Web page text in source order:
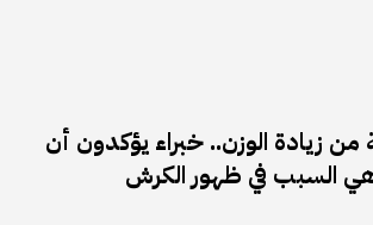
زيادة الوزن.. خبراء يؤكدون أن
السبب في ظهور الكرش